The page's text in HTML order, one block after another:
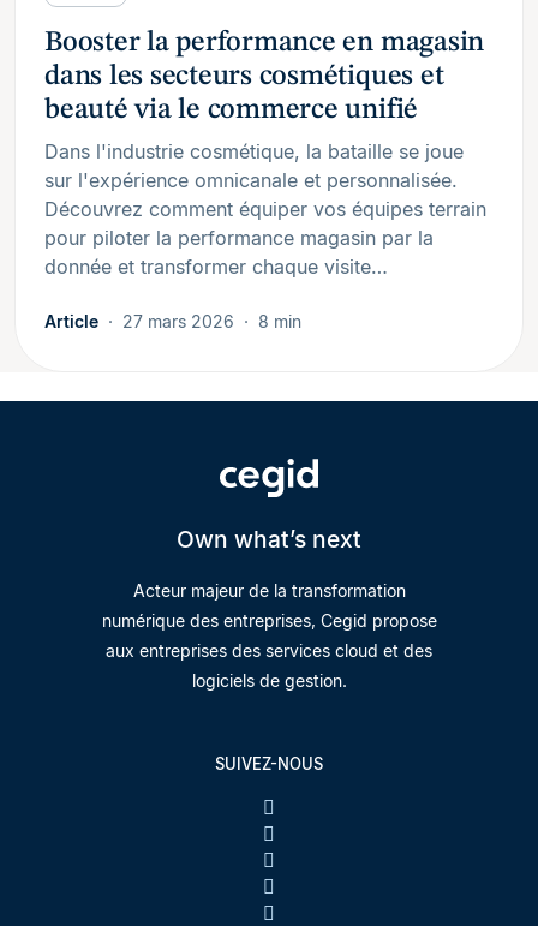
Booster la performance en magasin
dans les secteurs cosmétiques et
beauté via le commerce unifié
Dans l'industrie cosmétique, la bataille se joue
sur l'expérience omnicanale et personnalisée.
Découvrez comment équiper vos équipes terrain
pour piloter la performance magasin par la
donnée et transformer chaque visite…
Article 27 mars 2026 8 min
Own what’s next
Acteur majeur de la transformation
numérique des entreprises, Cegid propose
aux entreprises des services cloud et des
logiciels de gestion.
SUIVEZ-NOUS